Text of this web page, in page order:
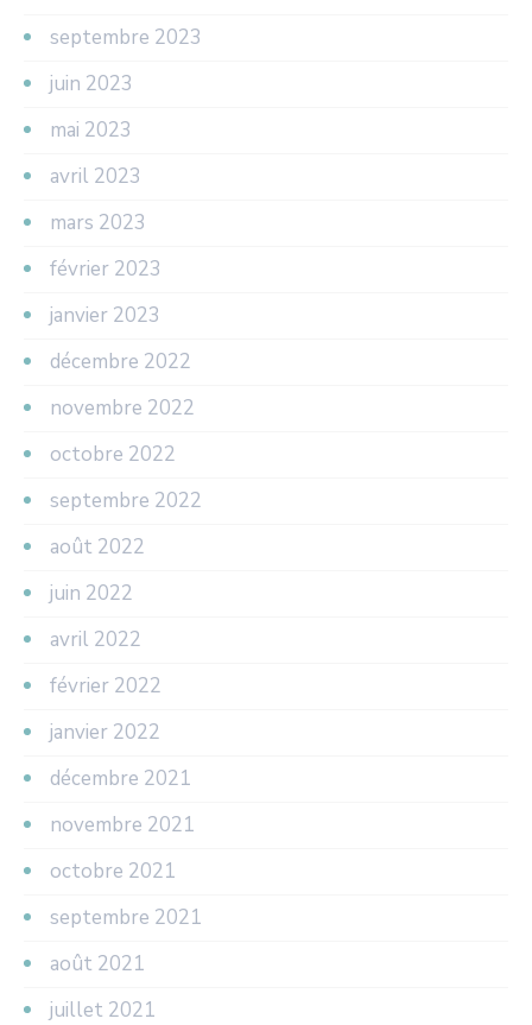
septembre 2023
juin 2023
mai 2023
avril 2023
mars 2023
février 2023
janvier 2023
décembre 2022
novembre 2022
octobre 2022
septembre 2022
août 2022
juin 2022
avril 2022
février 2022
janvier 2022
décembre 2021
novembre 2021
octobre 2021
septembre 2021
août 2021
juillet 2021